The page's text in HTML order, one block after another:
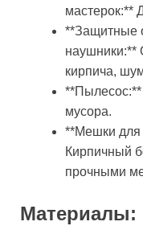
мастерок:**
**Защитные
кирпича,
**Пылесос:**
мусора.
**Мешки для
Кирпичный
прочными
Материалы: